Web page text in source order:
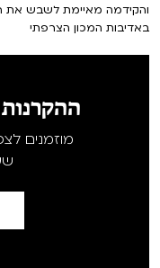
והקידמה מאיימת לשבש את
באדיבות המכון הצרפתי
מוזמנים